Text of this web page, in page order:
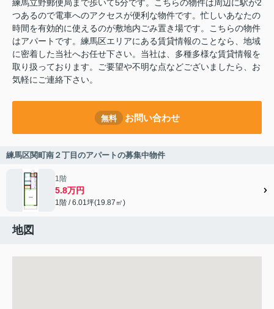
練馬立野郵便局まで歩いて5分です。こちらの物件は周辺に駅が2
つあるので電車へのアクセスが便利な物件です。忙しいあなたの
時間を有効的に使えるのが敷地内ごみ置き場です。こちらの物件
はアパートです。練馬区エリアにある賃貸情報のことなら、地域
に密着した当社へお任せ下さい。当社は、多種多様な賃貸情報を
取り扱っております。ご要望や不明な点などございましたら、お
気軽にご連絡下さい。
無料 お問い合わせ
練馬区関町南２丁目のアパートの募集中物件
1階
5.8万円
1階 / 6.01坪(19.87㎡)
地図